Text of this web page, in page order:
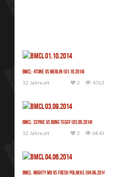
BMCL: 4Tune vs Merlin (01.10.2014)
12 Jahre alt
4762
2
BMCL: Ssynic vs Bong Teggy (03.09.2014)
12 Jahre alt
6843
2
BMCL: Mighty Mo vs Fresh Polakke (04.06.2014)